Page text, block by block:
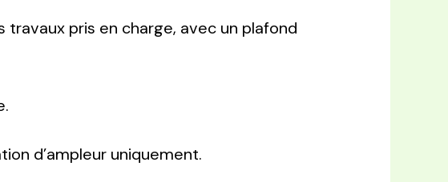
travaux pris en charge, avec un plafond
d’ampleur uniquement.